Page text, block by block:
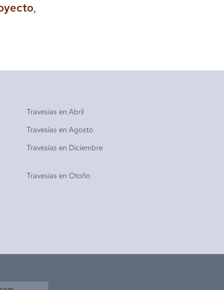
,
Travesías en Abril
Travesías en Agosto
Travesías en Diciembre
Travesías en Otoño